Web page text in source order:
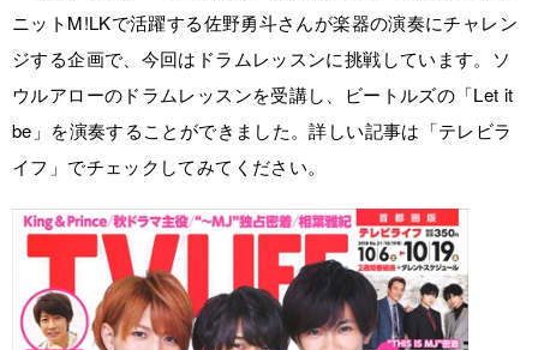
ニットM!LKで活躍する佐野勇斗さんが楽器の演奏にチャレン
ジする企画で、今回はドラムレッスンに挑戦しています。ソ
ウルアローのドラムレッスンを受講し、ビートルズの「Let it
be」を演奏することができました。詳しい記事は「テレビラ
イフ」でチェックしてみてください。